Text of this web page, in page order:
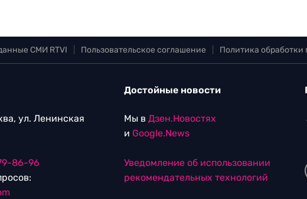
СМИ RTVI Пользовательское соглашение Политика
ул. Ленинская
86-96
Достойные новости
Мы в Дзен.Новостях
и Google.News
Уведомление об использовании
рекомендательных технологий